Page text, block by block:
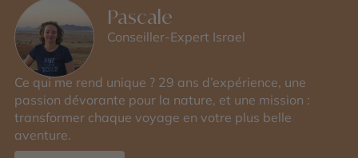
Pascale
Conseiller-Expert Israel
Ce qui me rend unique ? 29 ans d’expérience, une
passion dévorante pour la nature, et une mission :
transformer chaque voyage en votre plus belle
aventure.